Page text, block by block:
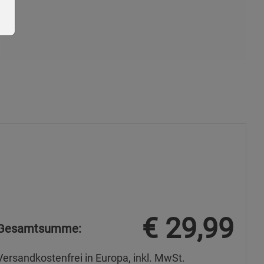
€ 29,99
in Europa, inkl. MwSt.